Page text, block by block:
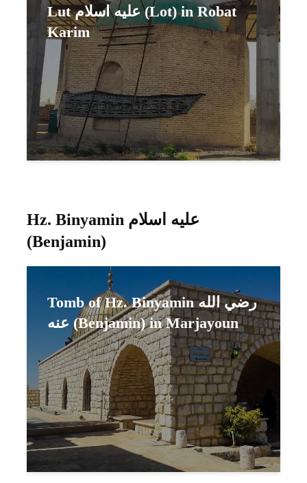
Lut عليه اسلام (Lot) in Robat
Karim
Hz. Binyamin عليه اسلام
(Benjamin)
Tomb of Hz. Binyamin رضي الله
عنه (Benjamin) in Marjayoun